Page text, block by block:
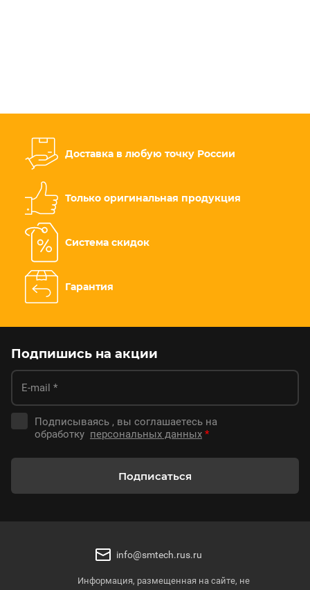
Доставка в любую точку России
Только оригинальная продукция
Система скидок
Гарантия
Подпишись на акции
Подписываясь , вы соглашаетесь на
обработку персональных данных *
Подписаться
info@smtech.rus.ru
Информация, размещенная на сайте, не